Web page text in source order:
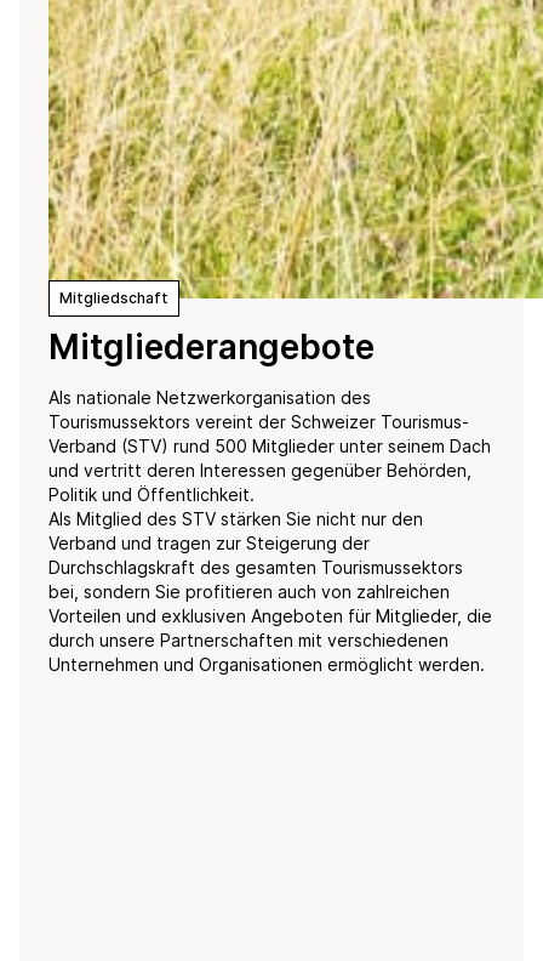
Mitgliedschaft
Mitgliederangebote
Als nationale Netzwerkorganisation des
Tourismussektors vereint der Schweizer Tourismus-
Verband (STV) rund 500 Mitglieder unter seinem Dach
und vertritt deren Interessen gegenüber Behörden,
Politik und Öffentlichkeit.
Als Mitglied des STV stärken Sie nicht nur den
Verband und tragen zur Steigerung der
Durchschlagskraft des gesamten Tourismussektors
bei, sondern Sie profitieren auch von zahlreichen
Vorteilen und exklusiven Angeboten für Mitglieder, die
durch unsere Partnerschaften mit verschiedenen
Unternehmen und Organisationen ermöglicht werden.